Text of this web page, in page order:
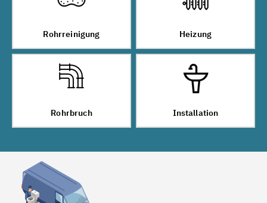
Rohrreinigung Heizung
Rohrbruch Installation